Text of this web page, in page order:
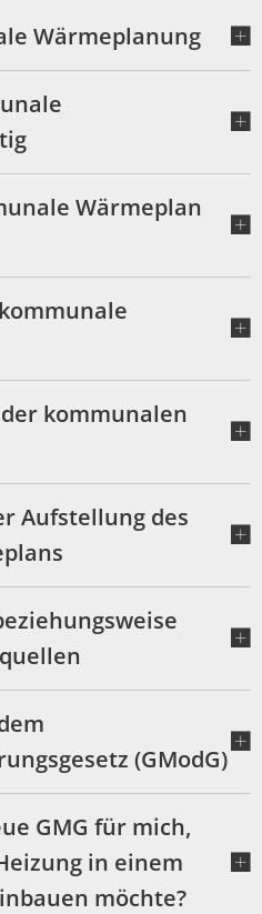
Wärmeplanung
Wärmeplan
kommunalen
Aufstellung des
(GModG)
GMG für mich,
in einem
möchte?